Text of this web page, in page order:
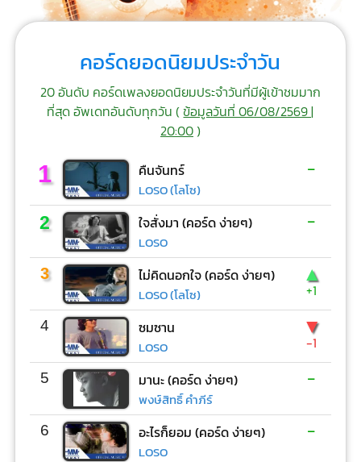
คอร์ดยอดนิยมประจำวัน
20 อันดับ คอร์ดเพลงยอดนิยมประจำวันที่มีผู้เข้าชมมาก
ที่สุด อัพเดทอันดับทุกวัน (ข้อมูลวันที่ 06/08/2569 |
20:00)
1 คืนจันทร์
LOSO (โลโซ)
-
2 ใจสั่งมา (คอร์ด ง่ายๆ)
LOSO
-
3 ไม่คิดนอกใจ (คอร์ด ง่ายๆ)
LOSO (โลโซ)
▲
+1
4 ซมซาน
LOSO
▼
-1
5 มานะ (คอร์ด ง่ายๆ)
พงษ์สิทธิ์ คำภีร์
-
6 อะไรก็ยอม (คอร์ด ง่ายๆ)
LOSO
-